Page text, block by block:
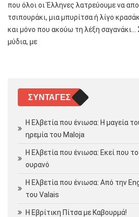
που όλοι οι Έλληνες λατρεύουμε να
τσιπουράκι, μια μπυρίτσα ή λίγο
και μόνο που ακούω τη λέξη σαγανάκι…
μύδια, με
ΣΥΝΤΑΓΈΣ
Η Ελβετία που ένιωσα: Η μαγεία
ηρεμία του Maloja
Η Ελβετία που ένιωσα: Εκεί που
ουρανό
Η Ελβετία που ένιωσα: Από την
του Valais
Η Εβρίτικη Πίτσα με Καβουρμά!